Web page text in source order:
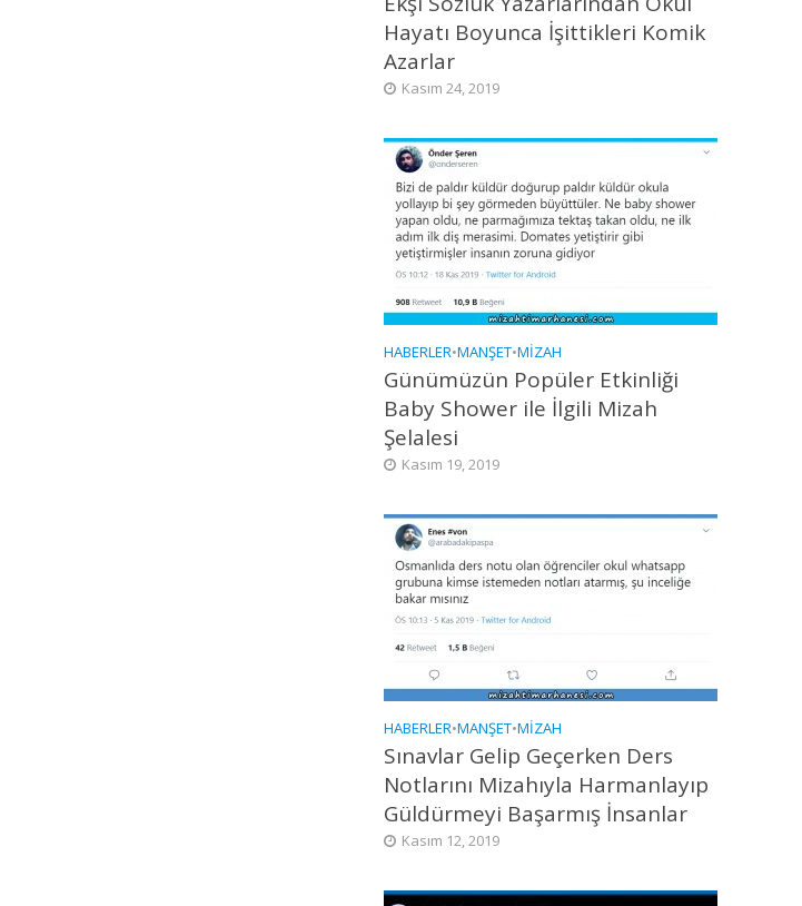
Hayatı Boyunca İşittikleri Komik
Azarlar
Kasım 24, 2019
HABERLER•MANŞET•MIZAH
Günümüzün Popüler Etkinliği
Baby Shower ile İlgili Mizah
Şelalesi
Kasım 19, 2019
HABERLER•MANŞET•MIZAH
Sınavlar Gelip Geçerken Ders
Notlarını Mizahıyla Harmanlayıp
Güldürmeyi Başarmış İnsanlar
Kasım 12, 2019